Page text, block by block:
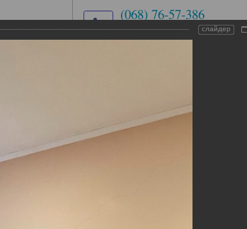
(068) 76-57-386
(03849) 7-47-34
СТУДЕНТАМ
року
2023 навчального року
року
слайдер